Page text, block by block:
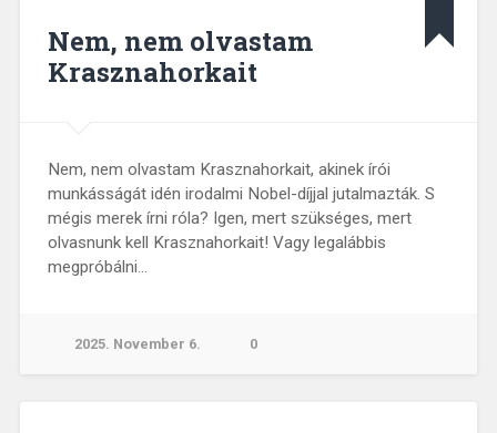
Nem, nem olvastam
Krasznahorkait
Nem, nem olvastam Krasznahorkait, akinek írói
munkásságát idén irodalmi Nobel-díjjal jutalmazták. S
mégis merek írni róla? Igen, mert szükséges, mert
olvasnunk kell Krasznahorkait! Vagy legalábbis
megpróbálni…
2025. November 6. 0